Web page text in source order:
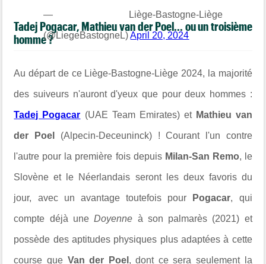
— Liège-Bastogne-Liège
(@LiegeBastogneL)April 20, 2024
Tadej Pogacar, Mathieu van der Poel... ou un troisième
homme ?
Au départ de ce Liège-Bastogne-Liège 2024, la majorité
des suiveurs n'auront d'yeux que pour deux hommes :
Tadej Pogacar (UAE Team Emirates) et Mathieu van
der Poel (Alpecin-Deceuninck) ! Courant l'un contre
l'autre pour la première fois depuis Milan-San Remo, le
Slovène et le Néerlandais seront les deux favoris du
jour, avec un avantage toutefois pour Pogacar, qui
compte déjà uneDoyenne à son palmarès (2021) et
possède des aptitudes physiques plus adaptées à cette
course que Van der Poel , dont ce sera seulement la